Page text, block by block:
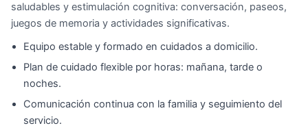
saludables y estimulación cognitiva: conversación, paseos,
juegos de memoria y actividades significativas.
Equipo estable y formado en cuidados a domicilio.
Plan de cuidado flexible por horas: mañana, tarde o
noches.
Comunicación continua con la familia y seguimiento del
servicio.